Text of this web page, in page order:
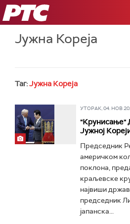
РТС
Јужна Кореја
Таг:Јужна Кореја
УТОРАК, 04. НОВ
"Крунисање"
Јужној
Председник
америчком
поклона,
краљевске
највиши
председник
јапанска...